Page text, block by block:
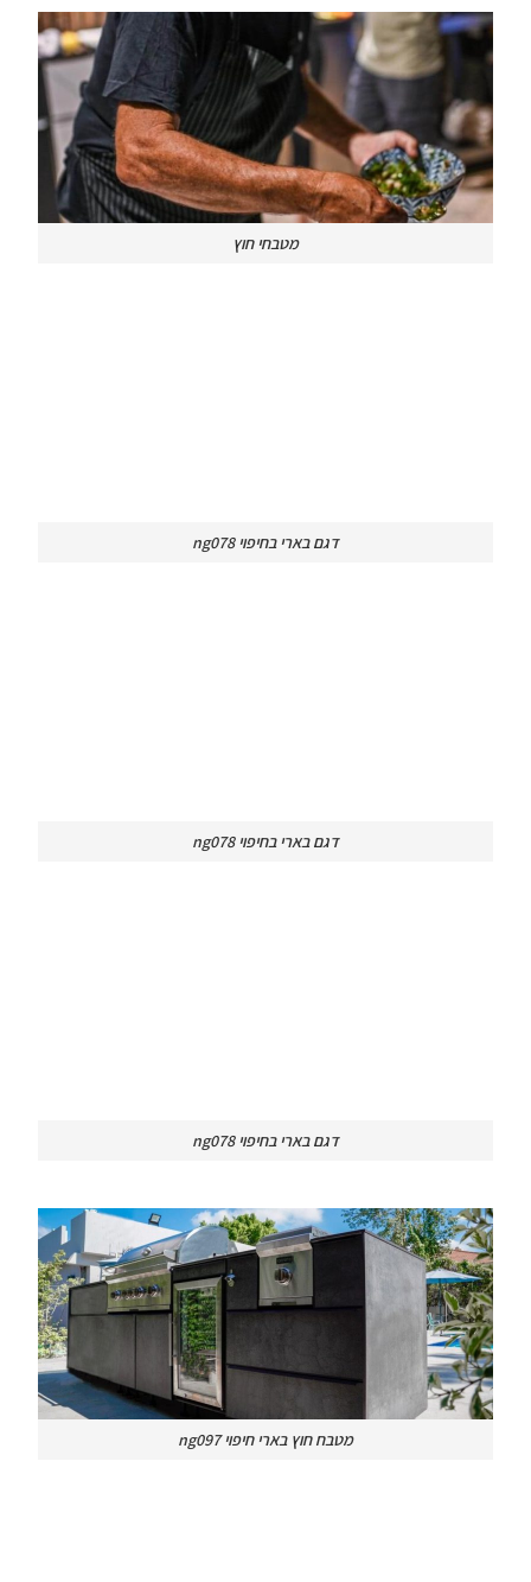
מטבחי חוץ
דגם בארי בחיפוי ng078
דגם בארי בחיפוי ng078
דגם בארי בחיפוי ng078
מטבח חוץ בארי חיפוי ng097